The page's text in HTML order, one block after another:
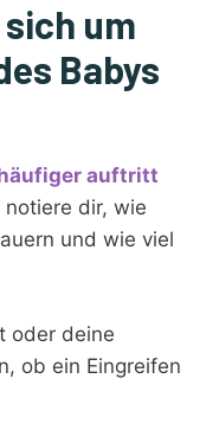
um
Babys
auftritt
notiere dir, wie
und wie viel
oder deine
ob ein Eingreifen